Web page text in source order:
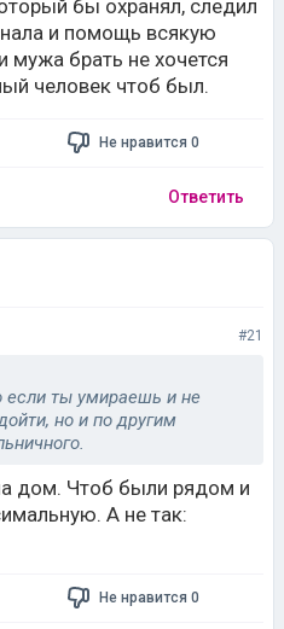
бы охранял, следил
и помощь всякую
мужа брать не хочется
человек чтоб был.
Не нравится 0
Ответить
#21
ты умираешь и не
но и по другим
дом. Чтоб были рядом и
А не так:
Не нравится 0